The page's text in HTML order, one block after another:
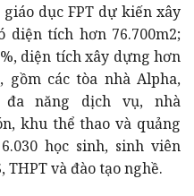
dục FPT dự kiến xây
diện tích hơn 76.700m2;
diện tích xây dựng hơn
gồm các tòa nhà Alpha,
đa năng dịch vụ, nhà
khu thể thao và quảng
học sinh, sinh viên
THPT và đào tạo nghề.